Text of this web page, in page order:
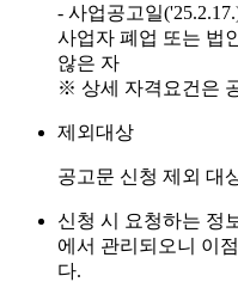
- 사업공고일
사업자 폐업 또는 법
않은 자
※ 상세 자격요건은
제외대상
공고문 신청 제외 대
신청 시 요청하는 정
에서 관리되오니 이
다.